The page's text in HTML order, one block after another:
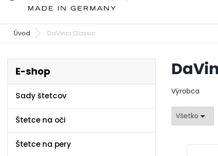
Úvod DaVinci Classic
E-shop
Sady štetcov
Štetce na oči
Štetce na pery
Výrobca
Všetko